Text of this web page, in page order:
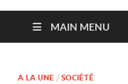
MAIN MENU
A LA UNE / SOCIÉTÉ